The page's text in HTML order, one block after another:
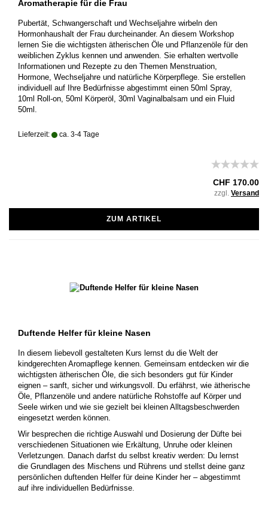
Aromatherapie für die Frau
Pubertät, Schwangerschaft und Wechseljahre wirbeln den
Hormonhaushalt der Frau durcheinander. An diesem Workshop
lernen Sie die wichtigsten ätherischen Öle und Pflanzenöle für den
weiblichen Zyklus kennen und anwenden. Sie erhalten wertvolle
Informationen und Rezepte zu den Themen Menstruation,
Hormone, Wechseljahre und natürliche Körperpflege. Sie erstellen
individuell auf Ihre Bedürfnisse abgestimmt einen 50ml Spray,
10ml Roll-on, 50ml Körperöl, 30ml Vaginalbalsam und ein Fluid
50ml.
Lieferzeit: ca. 3-4 Tage
CHF 170.00
zzgl. Versand
ZUM ARTIKEL
Duftende Helfer für kleine Nasen
In diesem liebevoll gestalteten Kurs lernst du die Welt der
kindgerechten Aromapflege kennen. Gemeinsam entdecken wir die
wichtigsten ätherischen Öle, die sich besonders gut für Kinder
eignen – sanft, sicher und wirkungsvoll. Du erfährst, wie ätherische
Öle, Pflanzenöle und andere natürliche Rohstoffe auf Körper und
Seele wirken und wie sie gezielt bei kleinen Alltagsbeschwerden
eingesetzt werden können.
Wir besprechen die richtige Auswahl und Dosierung der Düfte bei
verschiedenen Situationen wie Erkältung, Unruhe oder kleinen
Verletzungen. Danach darfst du selbst kreativ werden: Du lernst
die Grundlagen des Mischens und Rührens und stellst deine ganz
persönlichen duftenden Helfer für deine Kinder her – abgestimmt
auf ihre individuellen Bedürfnisse.